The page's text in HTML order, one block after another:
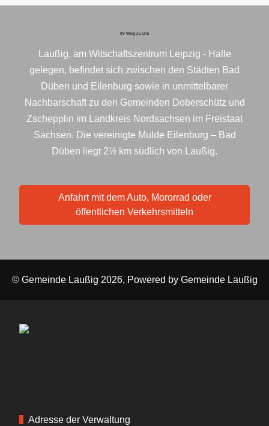
Ihr Weg zu uns
Laußig, am Witschaftszentrum Leipzig - Halle
gelegen, befindet sich zwischen den Städten Bad
Düben und Eilenburg sowie in unmittelbarer
Nachbarschaft zu den Gemeinden Doberschütz und
Zschepplin im Landkreis Nordsachsen im Freistaat
Sachsen. Die vereinigte Mulde Eilenburg – Bad
Düben liegt 2½ km südlich von Laußig.
Anfahrt mit dem Auto, Mororrad oder
öffentlichen Verkehrsmitteln
© Gemeinde Laußig 2026, Powered by Gemeinde Laußig
Adresse der Verwaltung